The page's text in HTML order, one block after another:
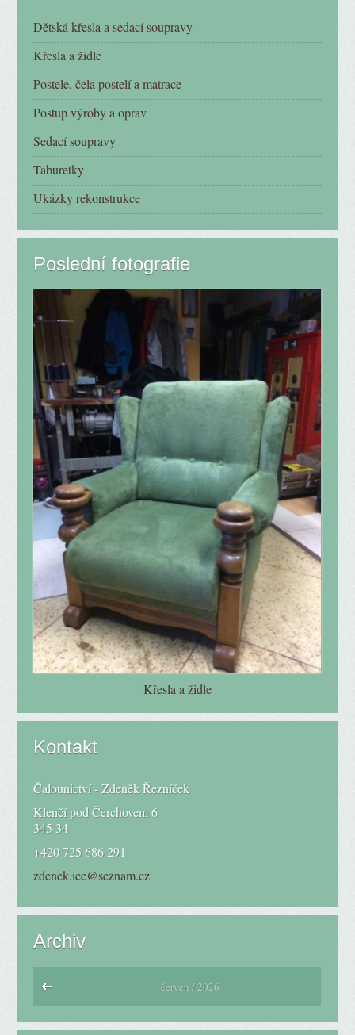
Dětská křesla a sedací soupravy
Křesla a židle
Postele, čela postelí a matrace
Postup výroby a oprav
Sedací soupravy
Taburetky
Ukázky rekonstrukce
Poslední fotografie
Křesla a židle
Kontakt
Čalounictví - Zdeněk Řezníček
Klenčí pod Čerchovem 6
345 34
+420 725 686 291
zdenek.ice@seznam.cz
Archiv
červen / 2026